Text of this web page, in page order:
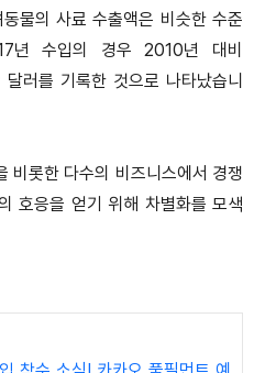
물의 사료 수출액은 비슷한 수준
년 수입의 경우 2010년 대비
러를 기록한 것으로 나타났습니
비롯한 다수의 비즈니스에서 경쟁
호응을 얻기 위해 차별화를 모색